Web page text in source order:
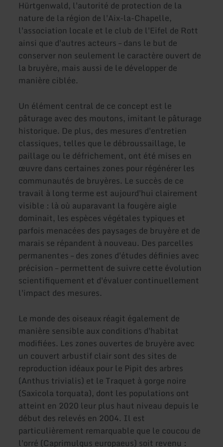
Hürtgenwald, l'autorité de protection de la
nature de la région de l'Aix-la-Chapelle,
l'association locale et le club de l'Eifel de Rott
ainsi que d'autres acteurs – dans le but de
conserver non seulement le caractère ouvert de
la bruyère, mais aussi de le développer de
manière ciblée.
Un élément central de ce concept est le
pâturage avec des moutons, imitant le pâturage
historique. De plus, des mesures d'entretien
classiques, telles que le débroussaillage, le
paillage ou le défrichement, ont été mises en
œuvre dans certaines zones pour régénérer les
communautés de bruyères. Le succès de ce
travail à long terme est aujourd'hui clairement
visible : là où auparavant la fougère aigle
dominait, les espèces végétales typiques et
parfois menacées des paysages de bruyère et de
marais se répandent à nouveau. Des parcelles
permanentes – des zones d'études définies avec
précision – permettent de suivre cette évolution
scientifiquement et d'évaluer continuellement
l'impact des mesures.
Le monde des oiseaux réagit également de
manière sensible aux conditions d'habitat
modifiées. Les zones ouvertes de bruyère avec
un couvert arbustif clair sont des sites de
reproduction idéaux pour le Pipit des arbres
(Anthus trivialis) et le Traquet à gorge noire
(Saxicola torquata), dont les populations ont
atteint en 2020 leur plus haut niveau depuis le
début des relevés en 2004. Il est
particulièrement remarquable que le coucou de
l'orré (Caprimulgus europaeus) soit revenu :